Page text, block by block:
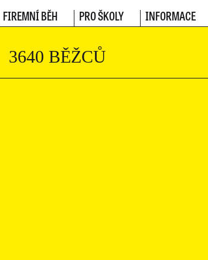
FIREMNÍ BĚH PRO ŠKOLY INFORMACE
3640 BĚŽCŮ